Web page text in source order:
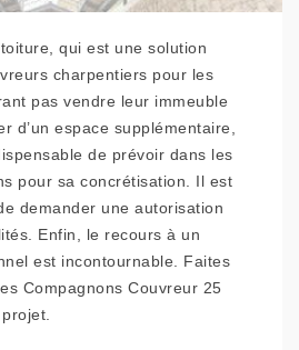
qui est une solution
charpentiers pour les
pas vendre leur immeuble
d’un espace supplémentaire,
de prévoir dans les
pour sa concrétisation. Il est
demander une autorisation
Enfin, le recours à un
est incontournable. Faites
Compagnons Couvreur 25